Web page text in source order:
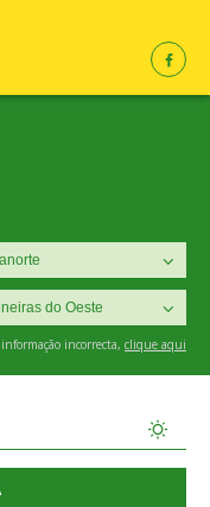
incorrecta, clique aqui